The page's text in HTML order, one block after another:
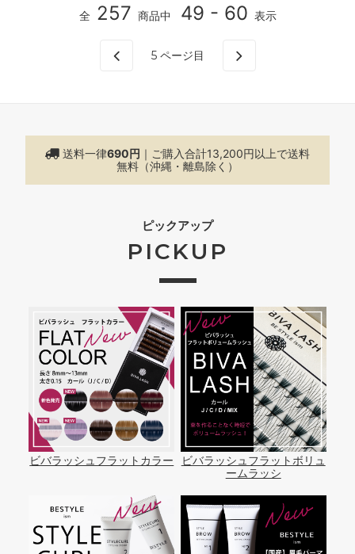
全 257 商品中 49 - 60 表示
5 ページ目
送料一律690円 ｜ご購入合計13,200円以上で送料
無料（沖縄・離島除く）
ピックアップ
PICKUP
ビバラッシュフラットカラー
ビバラッシュフラットボリュ
ームラッシ